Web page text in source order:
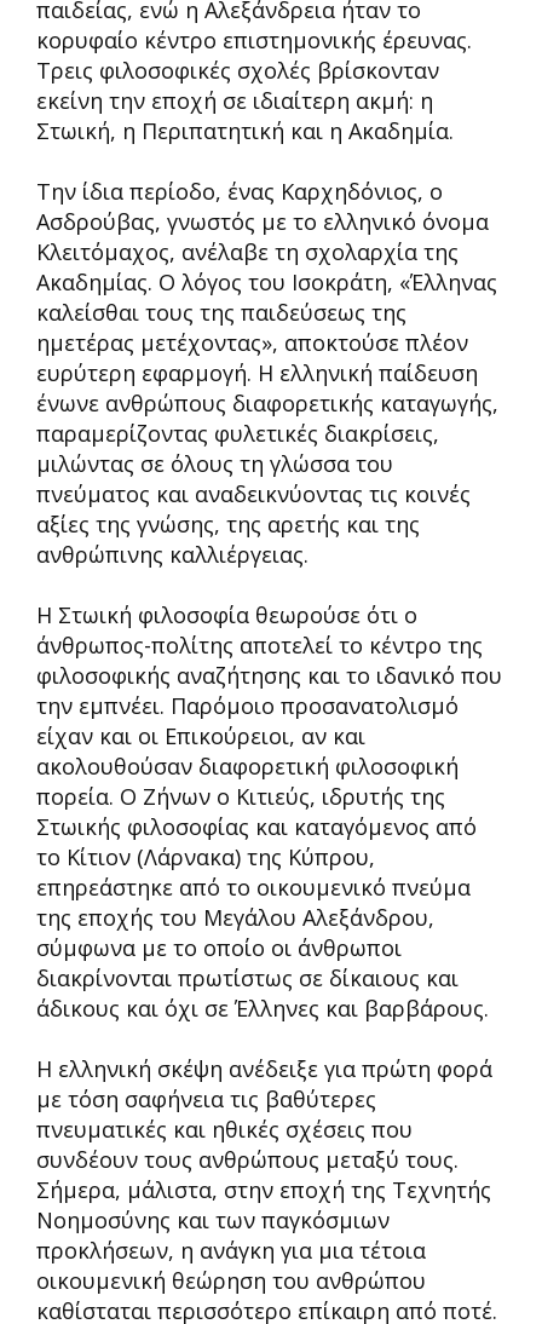
παιδείας, ενώ η Αλεξάνδρεια ήταν το
κορυφαίο κέντρο επιστημονικής έρευνας.
Τρεις φιλοσοφικές σχολές βρίσκονταν
εκείνη την εποχή σε ιδιαίτερη ακμή: η
Στωική, η Περιπατητική και η Ακαδημία.
Την ίδια περίοδο, ένας Καρχηδόνιος, ο
Ασδρούβας, γνωστός με το ελληνικό όνομα
Κλειτόμαχος, ανέλαβε τη σχολαρχία της
Ακαδημίας. Ο λόγος του Ισοκράτη, «Έλληνας
καλείσθαι τους της παιδεύσεως της
ημετέρας μετέχοντας», αποκτούσε πλέον
ευρύτερη εφαρμογή. Η ελληνική παίδευση
ένωνε ανθρώπους διαφορετικής καταγωγής,
παραμερίζοντας φυλετικές διακρίσεις,
μιλώντας σε όλους τη γλώσσα του
πνεύματος και αναδεικνύοντας τις κοινές
αξίες της γνώσης, της αρετής και της
ανθρώπινης καλλιέργειας.
Η Στωική φιλοσοφία θεωρούσε ότι ο
άνθρωπος-πολίτης αποτελεί το κέντρο της
φιλοσοφικής αναζήτησης και το ιδανικό που
την εμπνέει. Παρόμοιο προσανατολισμό
είχαν και οι Επικούρειοι, αν και
ακολουθούσαν διαφορετική φιλοσοφική
πορεία. Ο Ζήνων ο Κιτιεύς, ιδρυτής της
Στωικής φιλοσοφίας και καταγόμενος από
το Κίτιον (Λάρνακα) της Κύπρου,
επηρεάστηκε από το οικουμενικό πνεύμα
της εποχής του Μεγάλου Αλεξάνδρου,
σύμφωνα με το οποίο οι άνθρωποι
διακρίνονται πρωτίστως σε δίκαιους και
άδικους και όχι σε Έλληνες και βαρβάρους.
Η ελληνική σκέψη ανέδειξε για πρώτη φορά
με τόση σαφήνεια τις βαθύτερες
πνευματικές και ηθικές σχέσεις που
συνδέουν τους ανθρώπους μεταξύ τους.
Σήμερα, μάλιστα, στην εποχή της Τεχνητής
Νοημοσύνης και των παγκόσμιων
προκλήσεων, η ανάγκη για μια τέτοια
οικουμενική θεώρηση του ανθρώπου
καθίσταται περισσότερο επίκαιρη από ποτέ.